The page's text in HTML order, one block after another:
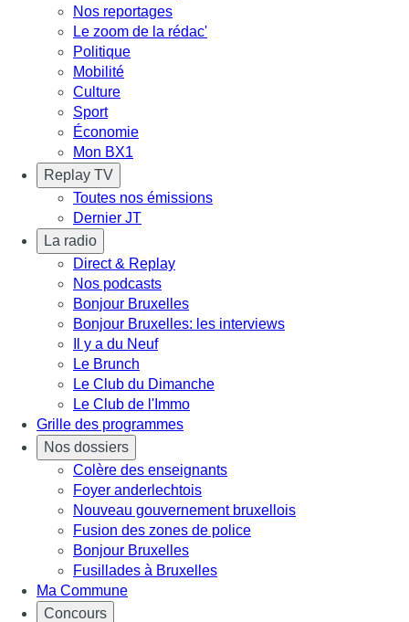
Nos reportages
Le zoom de la rédac'
Politique
Mobilité
Culture
Sport
Économie
Mon BX1
Replay TV
Toutes nos émissions
Dernier JT
La radio
Direct & Replay
Nos podcasts
Bonjour Bruxelles
Bonjour Bruxelles: les interviews
Il y a du Neuf
Le Brunch
Le Club du Dimanche
Le Club de l'Immo
Grille des programmes
Nos dossiers
Colère des enseignants
Foyer anderlechtois
Nouveau gouvernement bruxellois
Fusion des zones de police
Bonjour Bruxelles
Fusillades à Bruxelles
Ma Commune
Concours